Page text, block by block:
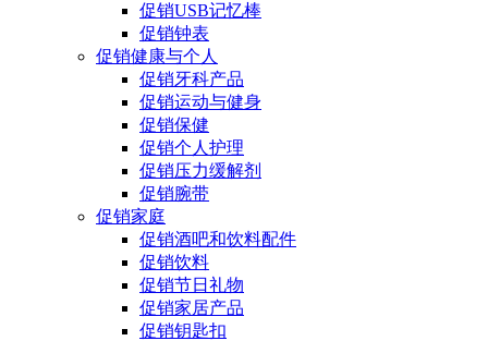
促销USB记忆棒
促销钟表
促销健康与个人
促销牙科产品
促销运动与健身
促销保健
促销个人护理
促销压力缓解剂
促销腕带
促销家庭
促销酒吧和饮料配件
促销饮料
促销节日礼物
促销家居产品
促销钥匙扣